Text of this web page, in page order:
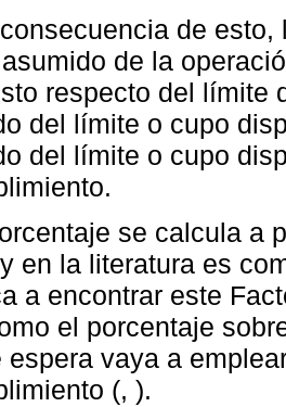
de
de la
respecto del límite
del límite o cupo
del límite o cupo
se calcula a
en la literatura es
a encontrar este
el porcentaje
espera vaya a
(, ).